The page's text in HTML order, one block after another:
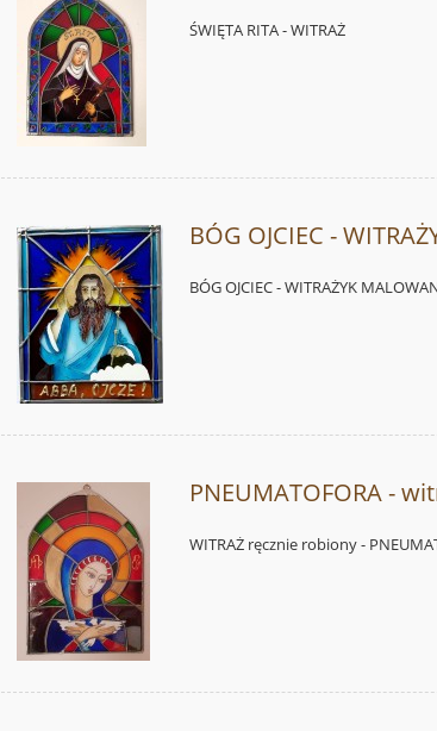
ŚWIĘTA RITA - WITRAŻ
BÓG OJCIEC -
BÓG OJCIEC - WITRAŻYK
PNEUMATOFORA -
WITRAŻ ręcznie robiony -